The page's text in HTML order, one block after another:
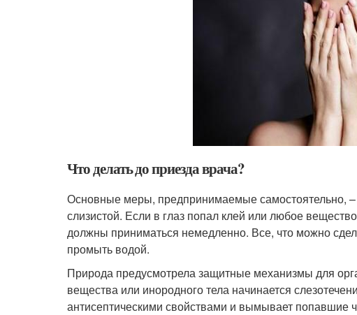
Что делать до приезда врача?
Основные меры, предпринимаемые самостоятельно, –
слизистой. Если в глаз попал клей или любое
должны приниматься немедленно. Все, что можно
промыть водой.
Природа предусмотрела защитные механизмы для
вещества или инородного тела начинается
антисептическими свойствами и вымывает попавшие